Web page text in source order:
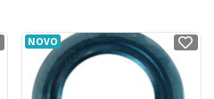
NOVO